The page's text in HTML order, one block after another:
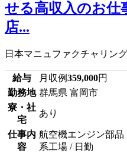
せる高収入のお
店...
日本マニュファクチャリン
給与 月収例359,000円
勤務地 群馬県 富岡市
寮・社
宅
あり
仕事内
容
航空機エンジン部
系工場 / 日勤